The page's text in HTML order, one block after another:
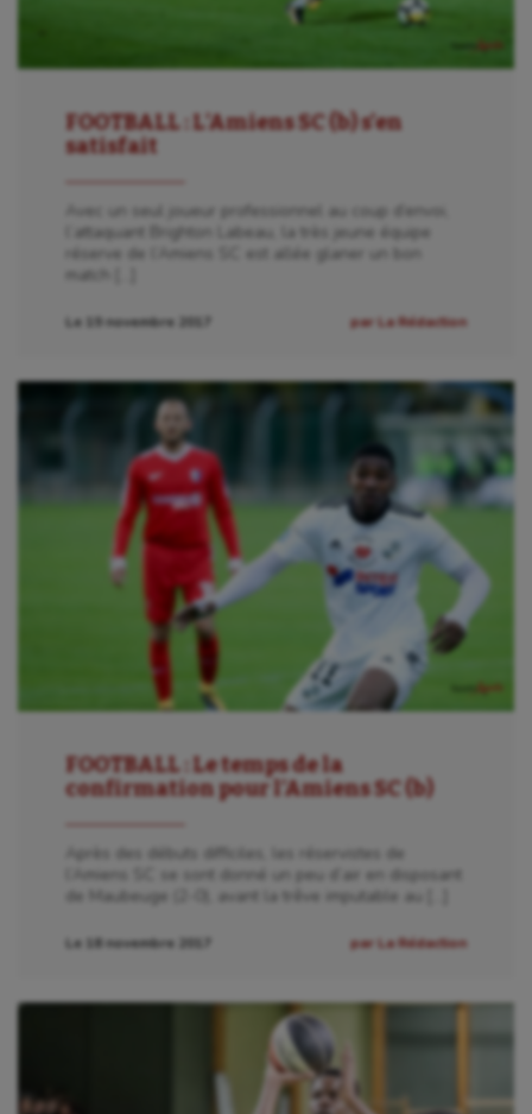
Pétanque
Plongée
Randonnée / Marche
Roller-derby
Sarbacane
Sport handicap
Sport santé
Sport-entreprise
Sport-santé
Tir
Tir à l'arc
Triathlon
UNSS
Wakeboard
FOOTBALL : L’Amiens SC (b) s’en
satisfait
Avec un seul joueur professionnel au coup d’envoi,
l’attaquant Brighton Labeau, la très jeune équipe
réserve de l’Amiens SC est allée glaner un bon
match […]
Le 19 novembre 2017 par La Rédaction
FOOTBALL : Le temps de la
confirmation pour l’Amiens SC (b)
Après des débuts difficiles, les réservistes de
l’Amiens SC se sont donné un peu d’air en disposant
de Maubeuge (2-0), avant la trêve imputable au […]
Le 18 novembre 2017 par La Rédaction